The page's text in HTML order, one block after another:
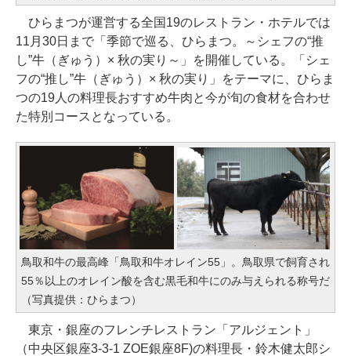
ひらまつが運営する全国19のレストラン・ホテルでは
11月30日まで「季節で巡る、ひらまつ。～シェフの“推
し”牛（ぎゅう）× 秋の実り～」を開催している。「シェ
フの“推し”牛（ぎゅう）× 秋の実り」をテーマに、ひらま
つの19人の料理長おすすめ牛肉と今が旬の食材を合わせ
た特別コースとなっている。
鳥取和牛の最高峰「鳥取和牛オレイン55」。鳥取県で飼育され
55％以上のオレイン酸を含む黒毛和牛にのみ与えられる称号だ
（写真提供：ひらまつ）
東京・銀座のフレンチレストラン「アルジェント」
（中央区銀座3-3-1 ZOE銀座8F)の料理長・鈴木健太郎シ